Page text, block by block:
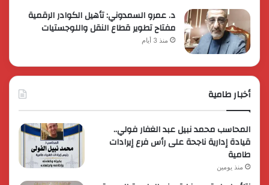
د. عمرو السمدوني: تأهيل الكوادر الرقمية
مفتاح تطوير قطاع النقل واللوجستيات
منذ 3 أيام
أخبار طامية
المحاسب محمد نبيل عبد الغفار فولي..
قيادة إدارية ناجحة على رأس فرع إيرادات
طامية
منذ يومين